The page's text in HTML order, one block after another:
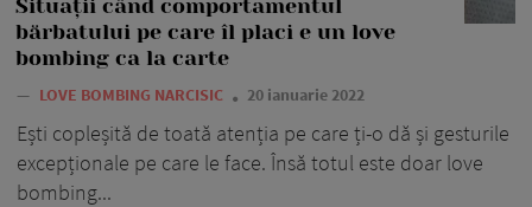
Situații când comportamentul
bărbatului pe care îl placi e un love
bombing ca la carte
— LOVE BOMBING NARCISIC 20 ianuarie 2022
Ești copleșită de toată atenția pe care ți-o dă și gesturile
excepționale pe care le face. Însă totul este doar love
bombing...